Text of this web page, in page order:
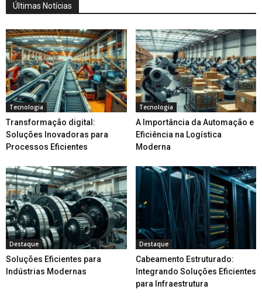
Últimas Notícias
Tecnologia
Transformação digital:
Soluções Inovadoras para
Processos Eficientes
Tecnologia
A Importância da Automação e
Eficiência na Logística
Moderna
Destaque
Soluções Eficientes para
Indústrias Modernas
Destaque
Cabeamento Estruturado:
Integrando Soluções Eficientes
para Infraestrutura